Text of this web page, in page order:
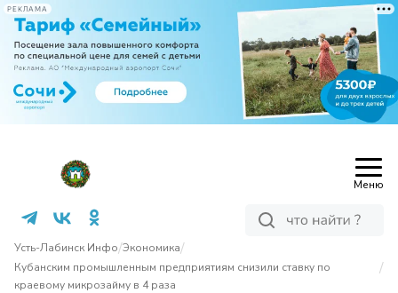
РЕКЛАМА
Меню
Усть-Лабинск Инфо/Экономика/
Кубанским промышленным предприятиям снизили ставку по
краевому микрозайму в 4 раза
/